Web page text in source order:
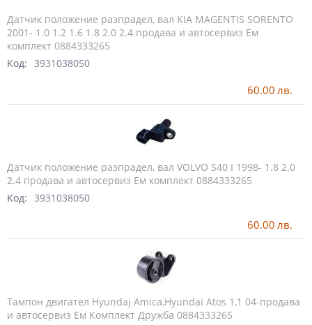
Датчик положение разпрадел, вал KIA MAGENTIS SORENTO
2001- 1.0 1.2 1.6 1.8 2.0 2.4 продава и автосервиз Ем
комплект 0884333265
Код: 3931038050
60.00 лв.
Датчик положение разпрадел, вал VOLVO S40 I 1998- 1.8 2.0
2.4 продава и автосервиз Ем комплект 0884333265
Код: 3931038050
60.00 лв.
Тампон двигател Hyundaj Amica,Hyundai Atos 1,1 04-продава
и автосервиз Ем Комплект Дружба 0884333265